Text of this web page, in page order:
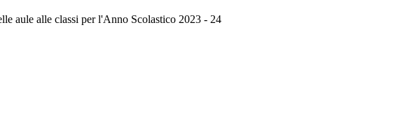
aule alle classi per l'Anno Scolastico 2023 - 24